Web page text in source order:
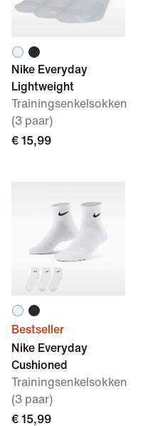
Nike Everyday
Lightweight
Trainingsenkelsokken
(3 paar)
€ 15,99
Bestseller
Nike Everyday
Cushioned
Trainingsenkelsokken
(3 paar)
€ 15,99